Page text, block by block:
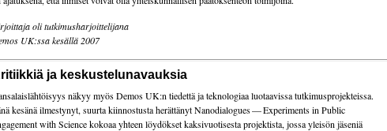
oli tutkimusharjoittelijana
UK:ssa kesällä 2007
ja keskustelunavauksia
näkyy myös Demos UK:n tiedettä ja teknologiaa luotaavissa tutkimusprojekteissa.
kesänä ilmestynyt, suurta kiinnostusta herättänyt Nanodialogues — Experiments in Public
with Science kokoaa yhteen löydökset kaksivuotisesta projektista, jossa yleisön jäseniä